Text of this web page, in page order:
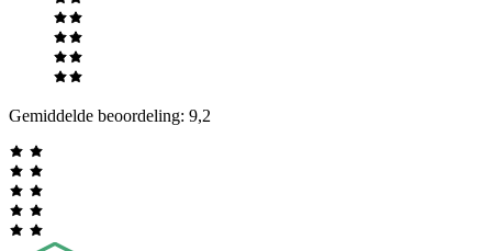
Gemiddelde beoordeling: 9,2